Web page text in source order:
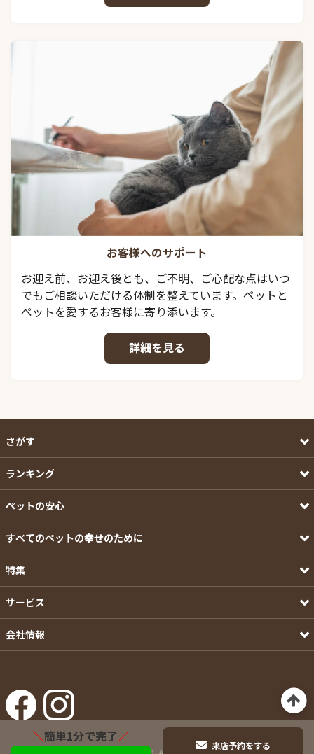
お客様へのサポート
お迎え前、お迎え後とも、ご不明、ご心配な点はいつ
でもご相談いただける体制を整えています。ペットと
ペットを愛するお客様に寄り添います。
詳細を見る
さがす
ランキング
ペットの安心
すべてのペットの幸せのために
特集
サービス
会社情報
＼簡単1分で完了／
来店予約をする